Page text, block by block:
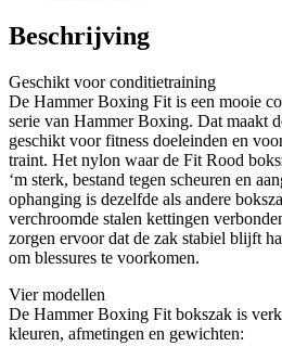
Beschrijving
Geschikt voor conditietraining
De Hammer Boxing Fit is een mooie
serie van Hammer Boxing. Dat maakt
geschikt voor fitness doeleinden en
traint. Het nylon waar de Fit Rood
‘m sterk, bestand tegen scheuren en
ophanging is dezelfde als andere
verchroomde stalen kettingen
zorgen ervoor dat de zak stabiel blijft
om blessures te voorkomen.
Vier modellen
De Hammer Boxing Fit bokszak is
kleuren, afmetingen en gewichten: